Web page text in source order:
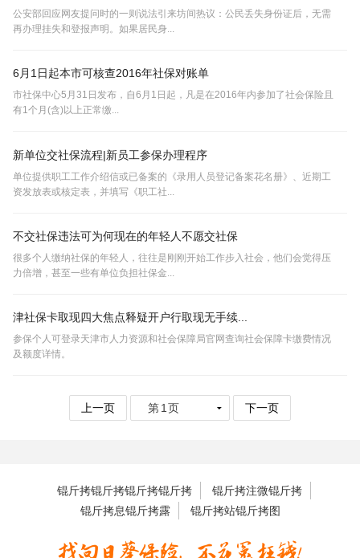
公安部回应网友提问时的一则说法引来坊间热议：公民丢失身份证后，无需
再办理挂失和登报声明。如果居民身...
6月1日起本市可核查2016年社保对账单
市社保中心5月31日发布，自6月1日起，凡是在2016年内参加了社会保险且
有1个月(含)以上正常缴...
新单位交社保流程|新员工参保办理程序
单位提供职工工作介绍信或已备案的《录用人员登记备案花名册》、近期工
资发放表或核定表，并填写《职工社...
不交社保违法可为何现在的年轻人不愿交社保
很多个人缴纳社保的年轻人，往往是刚刚开始工作步入社会，他们会觉得压
力倍增，甚至一些有单位负担社保金...
津社保卡取现四大焦点释疑开户行取现无手续...
参保个人可登录天津市人力资源和社会保障局官网查询社会保障卡缴费情况
及额度详情。
上一页 下一页
锟斤拷锟斤拷锟斤拷锟斤拷
锟斤拷注微锟斤拷
锟斤拷息锟斤拷露
锟斤拷站锟斤拷图